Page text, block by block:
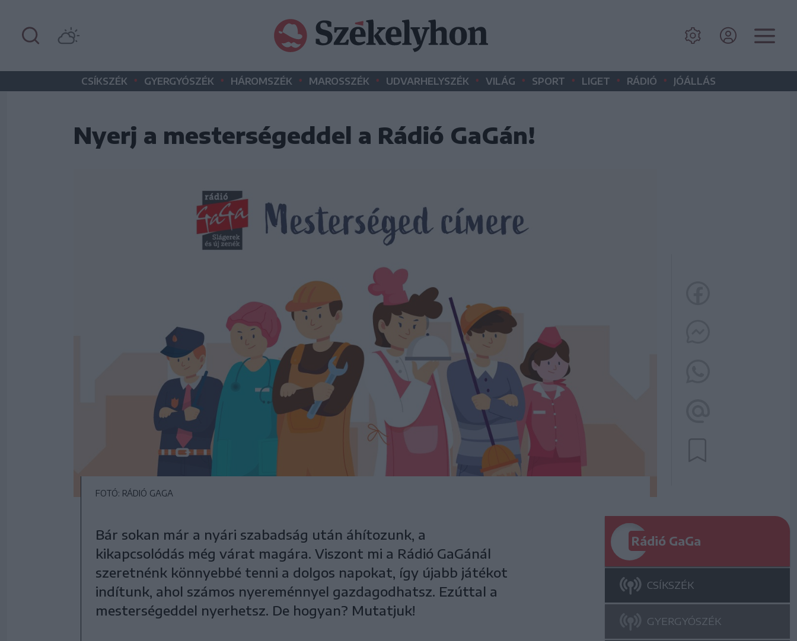
CSÍKSZÉK • GYERGYÓSZÉK • HÁROMSZÉK • MAROSSZÉK • UDVARHELYSZÉK • VILÁG • SPORT • LIGET • RÁDIÓ • JÓÁLLÁS
Nyerj a mesterségeddel a Rádió GaGán!
FOTÓ: RÁDIÓ GAGA
Bár sokan már a nyári szabadság után áhítozunk, a
kikapcsolódás még várat magára. Viszont mi a Rádió GaGánál
szeretnénk könnyebbé tenni a dolgos napokat, így újabb játékot
indítunk, ahol számos nyereménnyel gazdagodhatsz. Ezúttal a
mesterségeddel nyerhetsz. De hogyan? Mutatjuk!
Rádió GaGa
CSÍKSZÉK
GYERGYÓSZÉK